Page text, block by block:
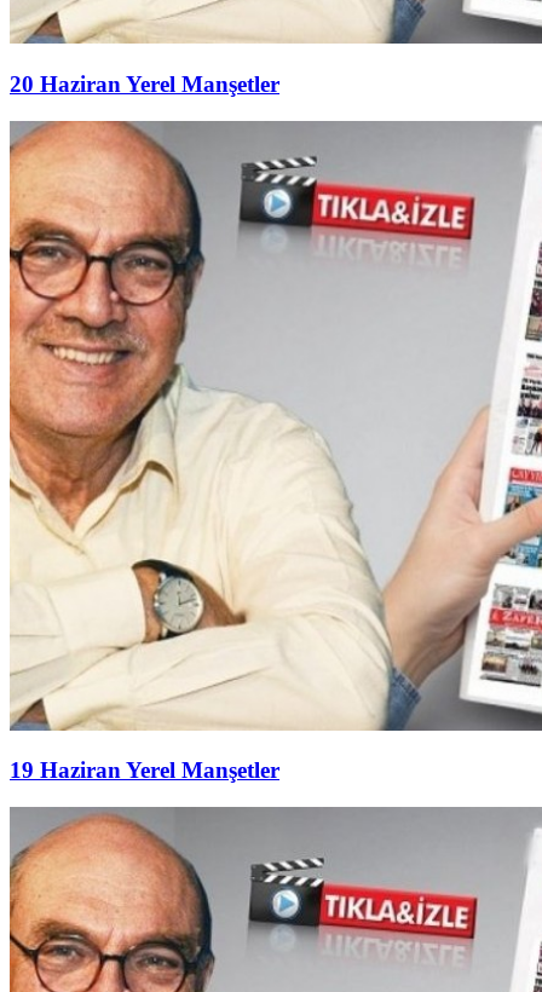
20 Haziran Yerel Manşetler
19 Haziran Yerel Manşetler